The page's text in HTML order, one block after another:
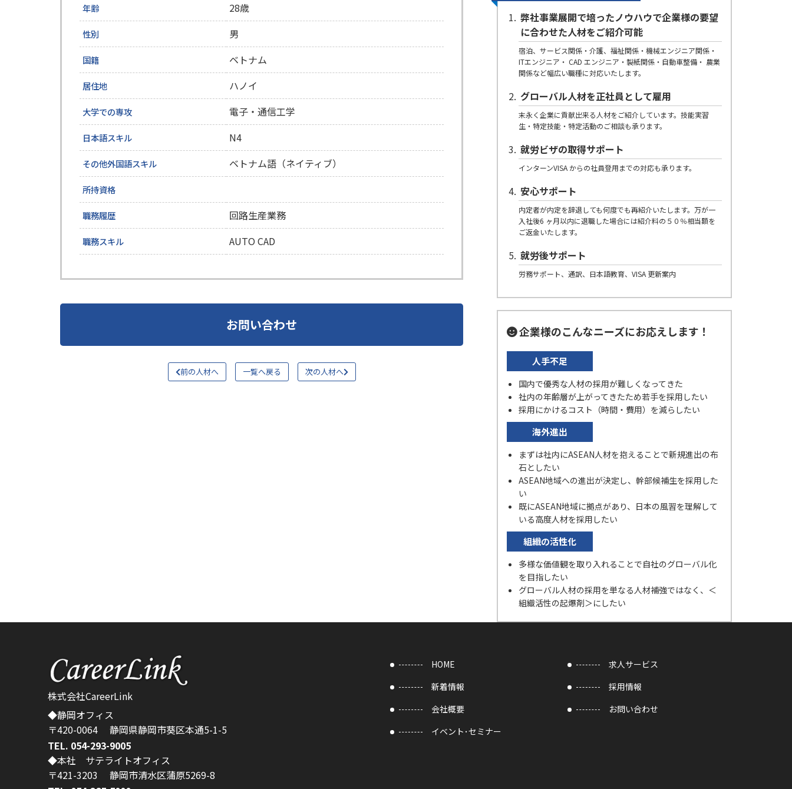
年齢 28歳
性別 男
国籍 ベトナム
居住地 ハノイ
大学での専攻 電子・通信工学
日本語スキル N4
その他外国語スキル ベトナム語（ネイティブ）
所持資格
職務履歴 回路生産業務
職務スキル AUTO CAD
お問い合わせ
前の人材へ 一覧へ戻る 次の人材へ
弊社事業展開で培ったノウハウで企業様の要望
に合わせた人材をご紹介可能
宿泊、サービス関係・介護、福祉関係・機械エンジニア関係・
ITエンジニア・ CAD エンジニア・製紙関係・自動車整備・ 農業
関係など幅広い職種に対応いたします。
グローバル人材を正社員として雇用
末永く企業に貢献出来る人材をご紹介しています。技能実習
生・特定技能・特定活動のご相談も承ります。
就労ビザの取得サポート
インターンVISA からの社員登用までの対応も承ります。
安心サポート
内定者が内定を辞退しても何度でも再紹介いたします。万が一
入社後6 ヶ月以内に退職した場合には紹介料の５０％相当額を
ご返金いたします。
就労後サポート
労務サポート、通訳、日本語教育、VISA 更新案内
企業様のこんなニーズにお応えします！
人手不足
国内で優秀な人材の採用が難しくなってきた
社内の年齢層が上がってきたため若手を採用したい
採用にかけるコスト（時間・費用）を減らしたい
海外進出
まずは社内にASEAN人材を抱えることで新規進出の布
石としたい
ASEAN地域への進出が決定し、幹部候補生を採用した
い
既にASEAN地域に拠点があり、日本の風習を理解して
いる高度人材を採用したい
組織の活性化
多様な価値観を取り入れることで自社のグローバル化
を目指したい
グローバル人材の採用を単なる人材補強ではなく、＜
組織活性の起爆剤＞にしたい
株式会社CareerLink
◆静岡オフィス
〒420-0064 静岡県静岡市葵区本通5-1-5
TEL. 054-293-9005
◆本社 サテライトオフィス
〒421-3203 静岡市清水区蒲原5269-8
HOME
新着情報
会社概要
イベント･セミナー
求人サービス
採用情報
お問い合わせ